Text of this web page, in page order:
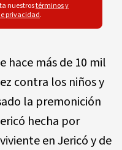
nuestrostérminos y
privacidad.
hace más de 10 mil
contra los niños y
la premonición
hecha por
en Jericó y de